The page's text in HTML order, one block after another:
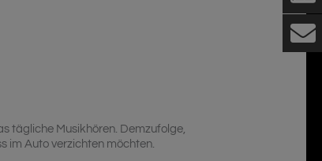
tägliche Musikhören. Demzufolge,
im Auto verzichten möchten.